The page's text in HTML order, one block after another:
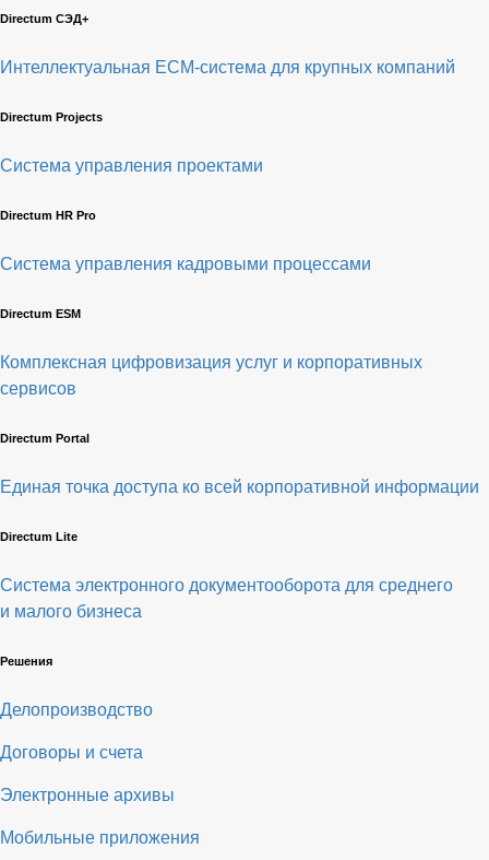
Directum СЭД+
Интеллектуальная ECM-система для крупных компаний
Directum Projects
Система управления проектами
Directum HR Pro
Система управления кадровыми процессами
Directum ESM
Комплексная цифровизация услуг и корпоративных
сервисов
Directum Portal
Единая точка доступа ко всей корпоративной информации
Directum Lite
Система электронного документооборота для среднего
и малого бизнеса
Решения
Делопроизводство
Договоры и счета
Электронные архивы
Мобильные приложения